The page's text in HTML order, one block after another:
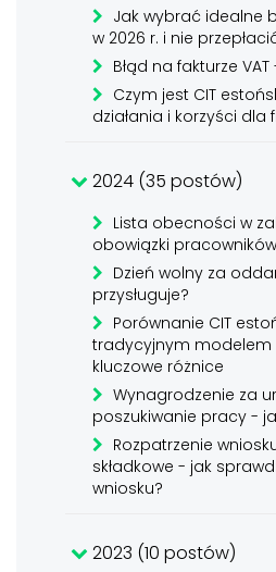
Jak wybrać idealne
w 2026 r. i nie
Błąd na fakturze
Czym jest CIT
działania i korzyści dla
2024 (35 postów)
Lista obecności w
obowiązki
Dzień wolny za
przysługuje?
Porównanie CIT
tradycyjnym
kluczowe różnice
Wynagrodzenie za
poszukiwanie pracy -
Rozpatrzenie
składkowe - jak
wniosku?
2023 (10 postów)